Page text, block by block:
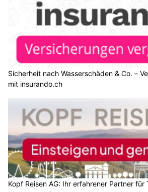
Sicherheit nach Wasserschäden & Co. –
mit insurando.ch
Kopf Reisen AG: Ihr erfahrener Partner für